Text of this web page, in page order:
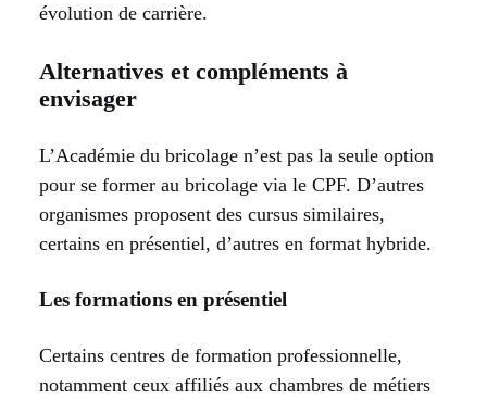
évolution de carrière.
Alternatives et compléments à
envisager
L’Académie du bricolage n’est pas la seule option
pour se former au bricolage via le CPF. D’autres
organismes proposent des cursus similaires,
certains en présentiel, d’autres en format hybride.
Les formations en présentiel
Certains centres de formation professionnelle,
notamment ceux affiliés aux chambres de métiers